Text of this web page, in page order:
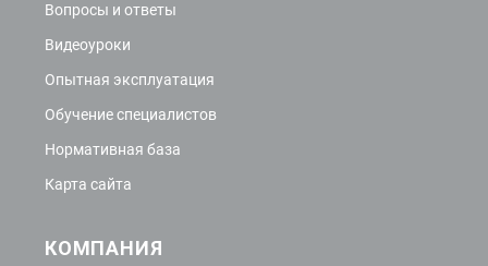
Вопросы и ответы
Видеоуроки
Опытная эксплуатация
Обучение специалистов
Нормативная база
Карта сайта
КОМПАНИЯ